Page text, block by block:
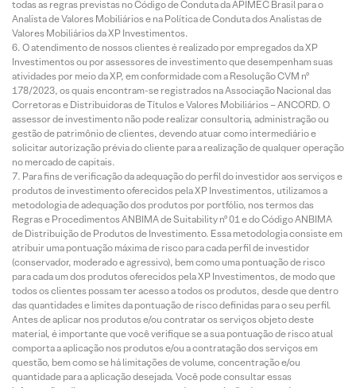
todas as regras previstas no Código de Conduta da APIMEC Brasil para o
Analista de Valores Mobiliários e na Política de Conduta dos Analistas de
Valores Mobiliários da XP Investimentos.
O atendimento de nossos clientes é realizado por empregados da XP
Investimentos ou por assessores de investimento que desempenham suas
atividades por meio da XP, em conformidade com a Resolução CVM nº
178/2023, os quais encontram-se registrados na Associação Nacional das
Corretoras e Distribuidoras de Títulos e Valores Mobiliários – ANCORD. O
assessor de investimento não pode realizar consultoria, administração ou
gestão de patrimônio de clientes, devendo atuar como intermediário e
solicitar autorização prévia do cliente para a realização de qualquer operação
no mercado de capitais.
Para fins de verificação da adequação do perfil do investidor aos serviços e
produtos de investimento oferecidos pela XP Investimentos, utilizamos a
metodologia de adequação dos produtos por portfólio, nos termos das
Regras e Procedimentos ANBIMA de Suitability nº 01 e do Código ANBIMA
de Distribuição de Produtos de Investimento. Essa metodologia consiste em
atribuir uma pontuação máxima de risco para cada perfil de investidor
(conservador, moderado e agressivo), bem como uma pontuação de risco
para cada um dos produtos oferecidos pela XP Investimentos, de modo que
todos os clientes possam ter acesso a todos os produtos, desde que dentro
das quantidades e limites da pontuação de risco definidas para o seu perfil.
Antes de aplicar nos produtos e/ou contratar os serviços objeto deste
material, é importante que você verifique se a sua pontuação de risco atual
comporta a aplicação nos produtos e/ou a contratação dos serviços em
questão, bem como se há limitações de volume, concentração e/ou
quantidade para a aplicação desejada. Você pode consultar essas